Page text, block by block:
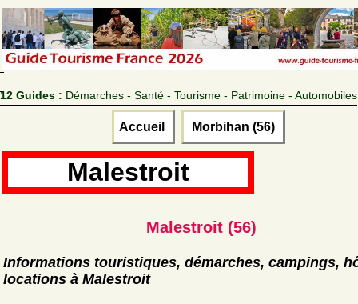
12 Guides : Démarches - Santé - Tourisme - Patrimoine - Automobiles
Accueil Morbihan (56)
Malestroit
Malestroit (56)
Informations touristiques, démarches, campings,
locations à Malestroit